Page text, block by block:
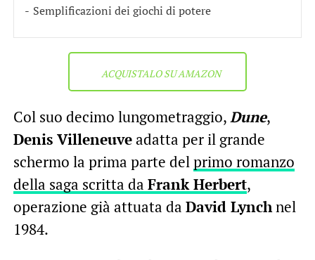
Semplificazioni dei giochi di potere
ACQUISTALO SU AMAZON
Col suo decimo lungometraggio,Dune,
Denis Villeneuveadatta per il grande
schermo la prima parte delprimo romanzo
della saga scritta da Frank Herbert,
operazione già attuata da David Lynchnel
1984.